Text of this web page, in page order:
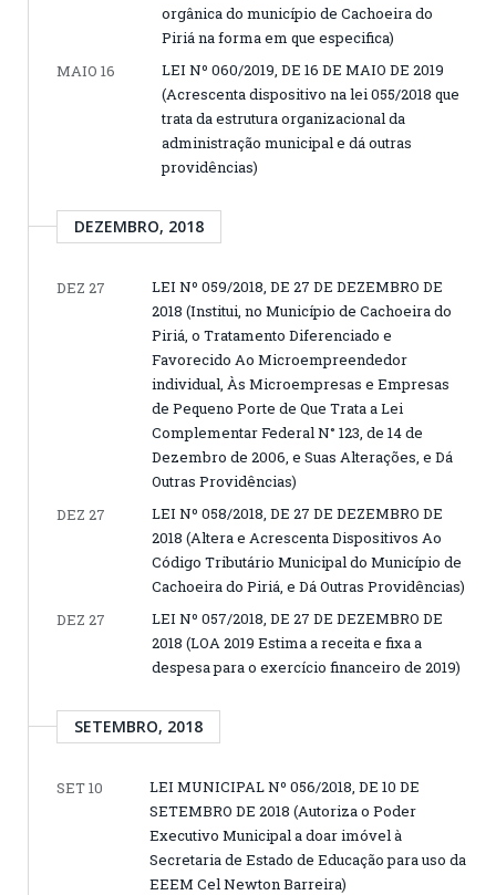
orgânica do município de Cachoeira do
Piriá na forma em que especifica)
MAIO 16
LEI Nº 060/2019, DE 16 DE MAIO DE 2019
(Acrescenta dispositivo na lei 055/2018 que
trata da estrutura organizacional da
administração municipal e dá outras
providências)
DEZEMBRO, 2018
DEZ 27
LEI Nº 059/2018, DE 27 DE DEZEMBRO DE
2018 (Institui, no Município de Cachoeira do
Piriá, o Tratamento Diferenciado e
Favorecido Ao Microempreendedor
individual, Às Microempresas e Empresas
de Pequeno Porte de Que Trata a Lei
Complementar Federal N° 123, de 14 de
Dezembro de 2006, e Suas Alterações, e Dá
Outras Providências)
DEZ 27
LEI Nº 058/2018, DE 27 DE DEZEMBRO DE
2018 (Altera e Acrescenta Dispositivos Ao
Código Tributário Municipal do Município de
Cachoeira do Piriá, e Dá Outras Providências)
DEZ 27
LEI Nº 057/2018, DE 27 DE DEZEMBRO DE
2018 (LOA 2019 Estima a receita e fixa a
despesa para o exercício financeiro de 2019)
SETEMBRO, 2018
SET 10
LEI MUNICIPAL Nº 056/2018, DE 10 DE
SETEMBRO DE 2018 (Autoriza o Poder
Executivo Municipal a doar imóvel à
Secretaria de Estado de Educação para uso da
EEEM Cel Newton Barreira)